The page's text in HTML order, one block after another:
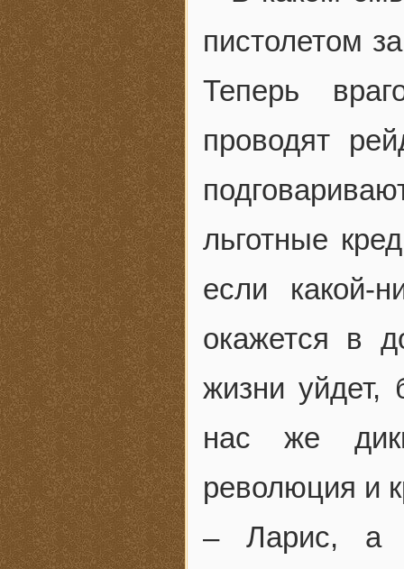
пистолетом
Теперь
проводят
льготные
если какой-
окажется в
жизни уйдет,
нас же
революция и
– Ларис, а